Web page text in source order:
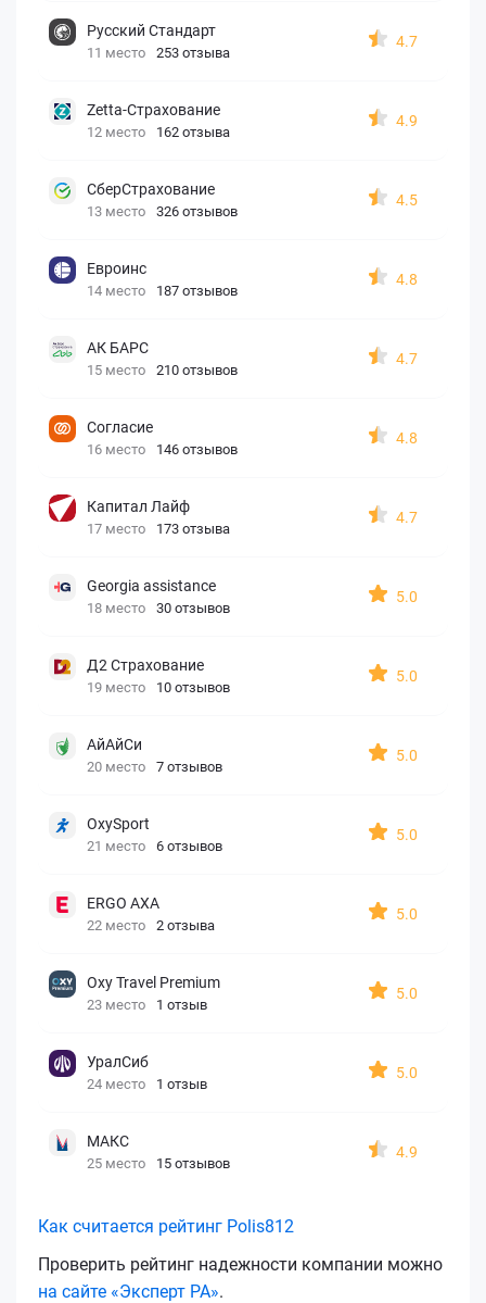
Русский Стандарт
11 место 253 отзыва
4.7
Zetta-Страхование
12 место 162 отзыва
4.9
СберСтрахование
13 место 326 отзывов
4.5
Евроинс
14 место 187 отзывов
4.8
АК БАРС
15 место 210 отзывов
4.7
Согласие
16 место 146 отзывов
4.8
Капитал Лайф
17 место 173 отзыва
4.7
Georgia assistance
18 место 30 отзывов
5.0
Д2 Страхование
19 место 10 отзывов
5.0
АйАйСи
20 место 7 отзывов
5.0
OxySport
21 место 6 отзывов
5.0
ERGO AXA
22 место 2 отзыва
5.0
Oxy Travel Premium
23 место 1 отзыв
5.0
УралСиб
24 место 1 отзыв
5.0
МАКС
25 место 15 отзывов
4.9
Как считается рейтинг Polis812
Проверить рейтинг надежности компании можно
на сайте «Эксперт РА».